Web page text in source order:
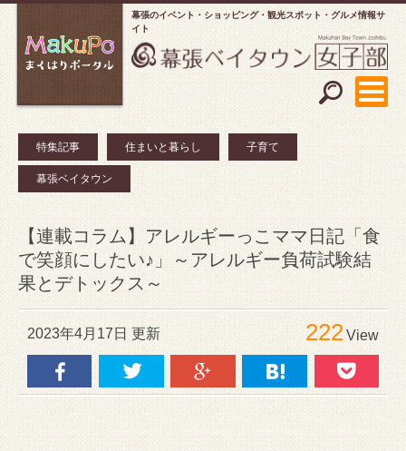
幕張のイベント・ショッピング
観光スポット・グルメ情報サ
イト
特集記事 住まいと暮らし 子育て
幕張ベイタウン
【連載コラム】アレルギーっこママ日記「食
で笑顔にしたい♪」～アレルギー負荷試験結
果とデトックス～
2023年4月17日 更新 222View